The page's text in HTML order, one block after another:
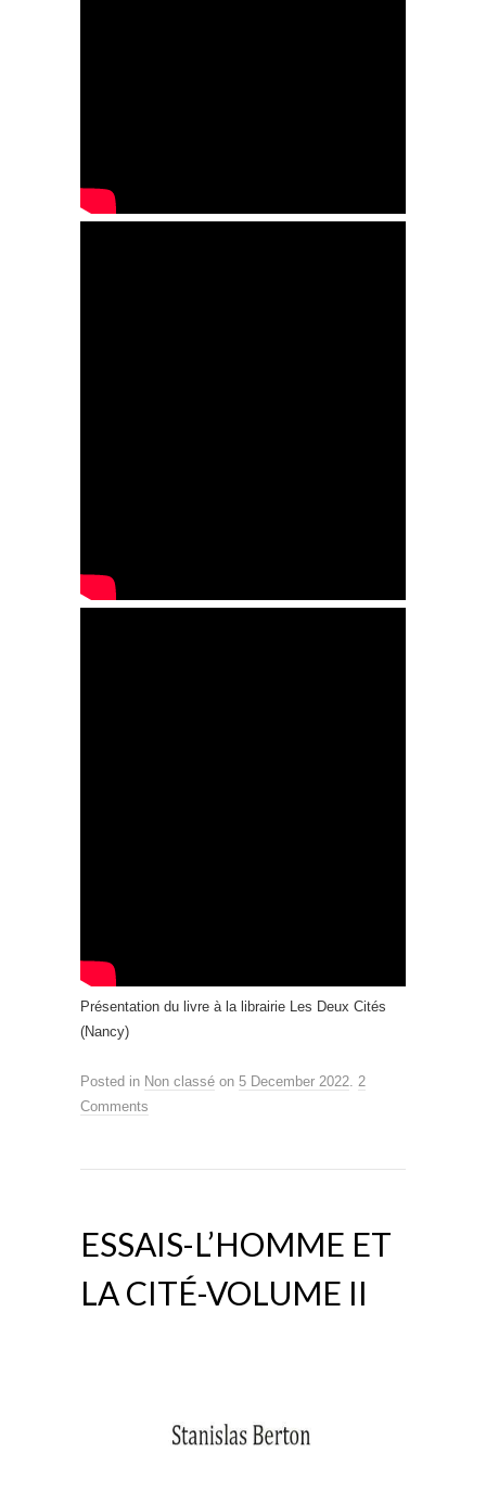
Présentation du livre à la librairie Les Deux Cités
(Nancy)
Posted in Non classé on 5 December 2022 2
Comments
ESSAIS-L’HOMME ET
LA CITÉ-VOLUME II